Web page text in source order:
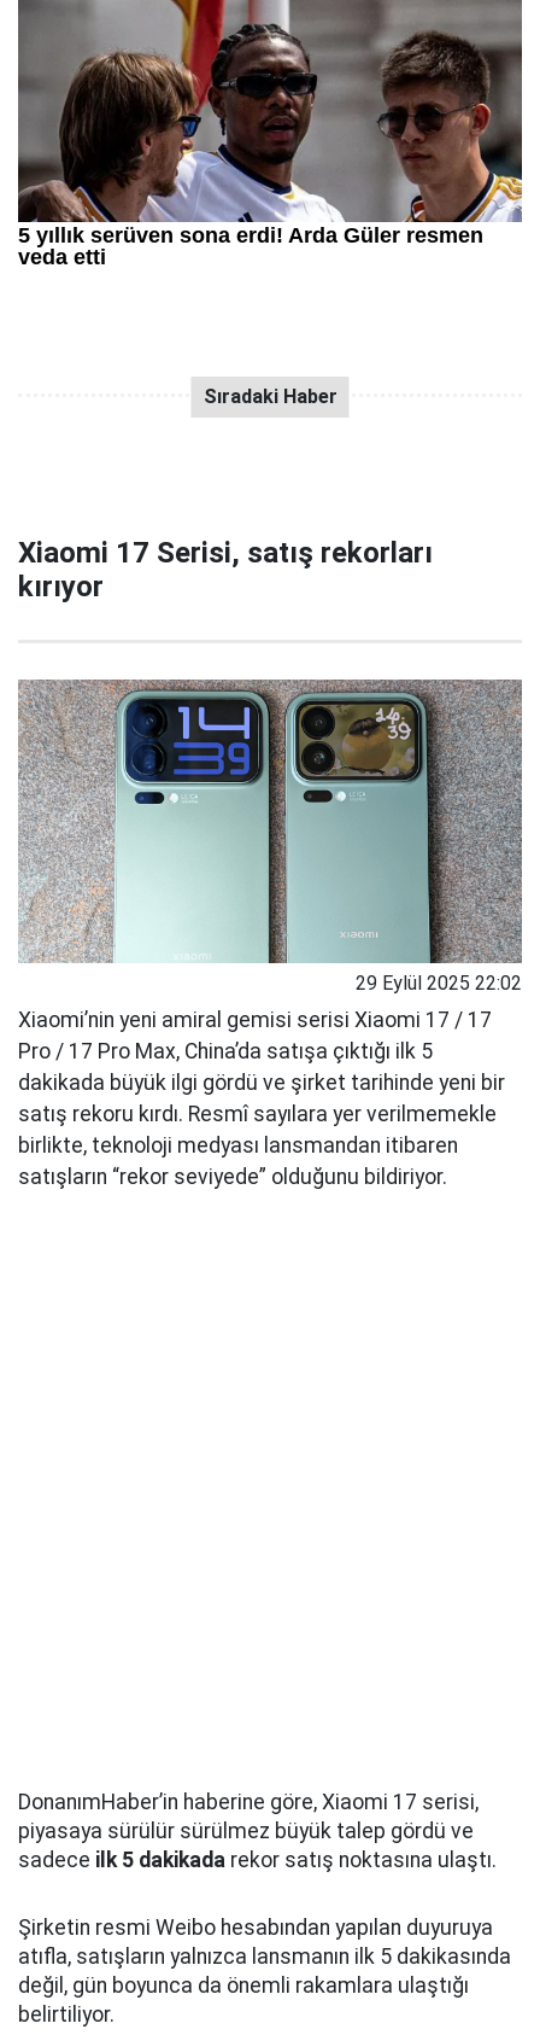
Xiaomi 17 Serisi, satış rekorları
kırıyor
29 Eylül 2025 22:02
Xiaomi’nin yeni amiral gemisi serisi Xiaomi 17 / 17
Pro / 17 Pro Max, China’da satışa çıktığı ilk 5
dakikada büyük ilgi gördü ve şirket tarihinde yeni bir
satış rekoru kırdı. Resmî sayılara yer verilmemekle
birlikte, teknoloji medyası lansmandan itibaren
satışların “rekor seviyede” olduğunu bildiriyor.
DonanımHaber’in haberine göre, Xiaomi 17 serisi,
piyasaya sürülür sürülmez büyük talep gördü ve
sadece ilk 5 dakikada rekor satış noktasına ulaştı.
Şirketin resmi Weibo hesabından yapılan duyuruya
atıfla, satışların yalnızca lansmanın ilk 5 dakikasında
değil, gün boyunca da önemli rakamlara ulaştığı
belirtiliyor.